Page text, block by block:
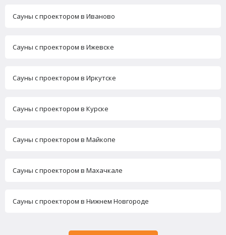
Сауны с проектором в Иваново
Сауны с проектором в Ижевске
Сауны с проектором в Иркутске
Сауны с проектором в Курске
Сауны с проектором в Майкопе
Сауны с проектором в Махачкале
Сауны с проектором в Нижнем Новгороде